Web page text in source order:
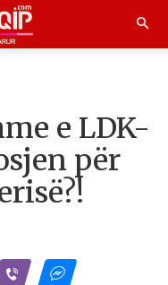
e LDK-
për